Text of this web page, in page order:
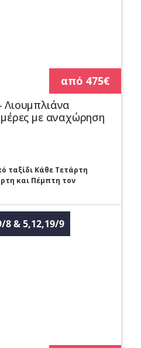
από 475€
Λιουμπλιάνα
με αναχώρηση
ταξίδι Κάθε Τετάρτη
και Πέμπτη τον
8 & 5,12,19/9